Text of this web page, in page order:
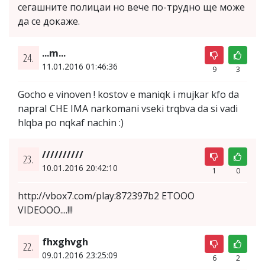
сегашните полицаи но вече по-трудно ще може
да се докаже.
24. ...m...
11.01.2016 01:46:36 9 3
Gocho e vinoven ! kostov e maniqk i mujkar kfo da
napraI CHE IMA narkomani vseki trqbva da si vadi
hlqba po nqkaf nachin :)
23. //////////
10.01.2016 20:42:10 1 0
http://vbox7.com/play:872397b2 ETOOO
VIDEOOO....!!!
22. fhxghvgh
09.01.2016 23:25:09 6 2